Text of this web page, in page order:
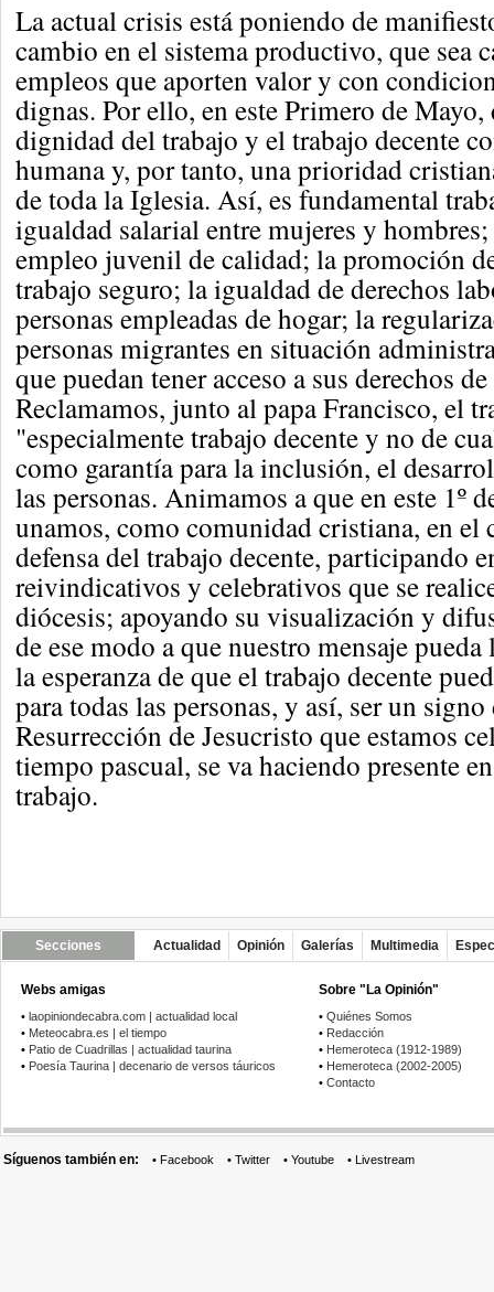
La actual crisis está poniendo de
cambio en el sistema productivo, que sea
empleos que aporten valor y con
dignas. Por ello, en este Primero de Mayo,
dignidad del trabajo y el trabajo decente
humana y, por tanto, una prioridad
de toda la Iglesia. Así, es fundamental
igualdad salarial entre mujeres y
empleo juvenil de calidad; la promoción
trabajo seguro; la igualdad de derechos
personas empleadas de hogar; la
personas migrantes en situación
que puedan tener acceso a sus derechos
Reclamamos, junto al papa Francisco, el
"especialmente trabajo decente y no de
como garantía para la inclusión, el
las personas. Animamos a que en este 1º
unamos, como comunidad cristiana, en
defensa del trabajo decente, participando
reivindicativos y celebrativos que se
diócesis; apoyando su visualización y
de ese modo a que nuestro mensaje
la esperanza de que el trabajo decente
para todas las personas, y así, ser un
Resurrección de Jesucristo que estamos
tiempo pascual, se va haciendo presente
trabajo.
Secciones Actualidad Opinión Galerías Multimedia
Webs amigas
• laopiniondecabra.com | actualidad local
• Meteocabra.es | el tiempo
• Patio de Cuadrillas | actualidad taurina
• Poesía Taurina | decenario de versos táuricos
Sobre "La Opinión"
• Quiénes Somos
• Redacción
• Hemeroteca (1912-1989)
• Hemeroteca (2002-2005)
• Contacto
Síguenos también en: • Facebook • Twitter • Youtube • Livestream